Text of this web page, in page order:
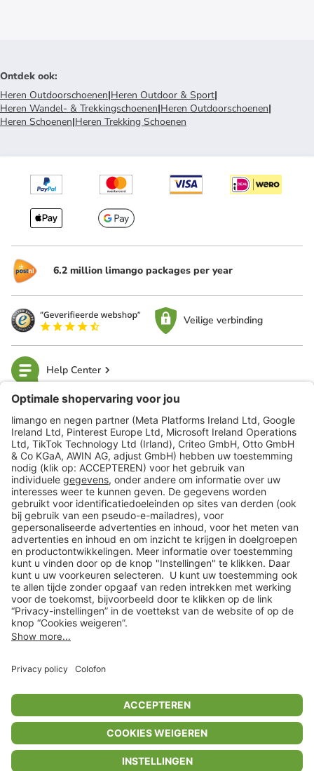
In winkelwagentje voor
Ontdek ook:
Heren Outdoorschoenen|Heren Outdoor & Sport|
Heren Wandel- & Trekkingschoenen|Heren Outdoorschoenen|
Heren Schoenen|Heren Trekking Schoenen
6.2 million limango packages per year
Veilige verbinding
Help Center
limango
Veilig winkelen
Klantenservice
Shop
Acties
limango.de limango.pl
** Alle prijsopgaven zijn inclusief belasting en exclusief verzendkosten
ᵃ Bij een minimale bestelwaarde van €15.